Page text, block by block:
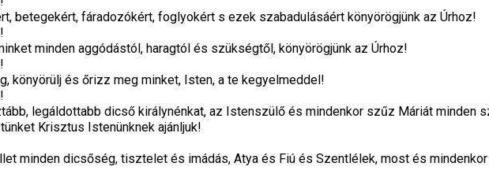
betegekért, fáradozókért, foglyokért s ezek szabadulásáért könyörögjünk az Úrhoz!
minden aggódástól, haragtól és szükségtől, könyörögjünk az Úrhoz!
könyörülj és őrizz meg minket, Isten, a te kegyelmeddel!
legáldottabb dicső királynénkat, az Istenszülő és mindenkor szűz Máriát minden
Krisztus Istenünknek ajánljuk!
minden dicsőség, tisztelet és imádás, Atya és Fiú és Szentlélek, most és